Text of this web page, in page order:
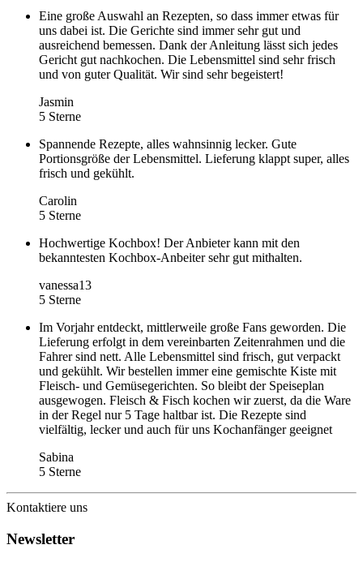
Eine große Auswahl an Rezepten, so dass immer etwas für
uns dabei ist. Die Gerichte sind immer sehr gut und
ausreichend bemessen. Dank der Anleitung lässt sich jedes
Gericht gut nachkochen. Die Lebensmittel sind sehr frisch
und von guter Qualität. Wir sind sehr begeistert!
Jasmin
5 Sterne
Spannende Rezepte, alles wahnsinnig lecker. Gute
Portionsgröße der Lebensmittel. Lieferung klappt super, alles
frisch und gekühlt.
Carolin
5 Sterne
Hochwertige Kochbox! Der Anbieter kann mit den
bekanntesten Kochbox-Anbeiter sehr gut mithalten.
vanessa13
5 Sterne
Im Vorjahr entdeckt, mittlerweile große Fans geworden. Die
Lieferung erfolgt in dem vereinbarten Zeitenrahmen und die
Fahrer sind nett. Alle Lebensmittel sind frisch, gut verpackt
und gekühlt. Wir bestellen immer eine gemischte Kiste mit
Fleisch- und Gemüsegerichten. So bleibt der Speiseplan
ausgewogen. Fleisch & Fisch kochen wir zuerst, da die Ware
in der Regel nur 5 Tage haltbar ist. Die Rezepte sind
vielfältig, lecker und auch für uns Kochanfänger geeignet
Sabina
5 Sterne
Kontaktiere uns
Newsletter